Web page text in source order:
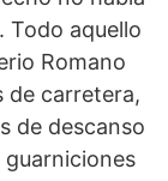
Todo aquello
Romano
de carretera,
de descanso